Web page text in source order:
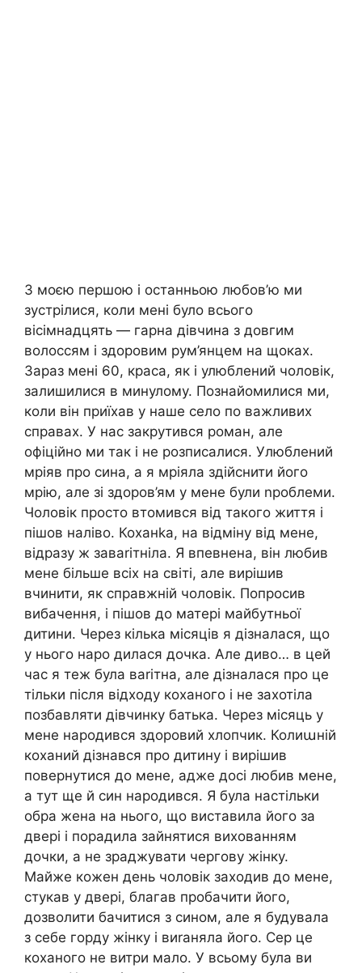
З моєю першою і останньою любов’ю ми
зустрілися, коли мені було всього
вісімнадцять — гарна дівчина з довгим
волоссям і здоровим рум’янцем на щоках.
Зараз мені 60, краса, як і улюблений чоловік,
залишилися в минулому. Познайомилися ми,
коли він приїхав у наше село по важливих
справах. У нас закрутився роман, але
офіційно ми так і не розписалися. Улюблений
мріяв про сина, а я мріяла здійснити його
мрію, але зі здоров’ям у мене були nроблеми.
Чоловік просто втомився від такого життя і
пішов наліво. Коханkа, на відміну від мене,
відразу ж заваrітніла. Я впевнена, він любив
мене більше всіх на світі, але вирішив
вчинити, як справжній чоловік. Попросив
вибачення, і пішов до матері майбутньої
дитини. Через кілька місяців я дізналася, що
у нього наро дилася дочка. Але диво… в цей
час я теж була ваrітна, але дізналася про це
тільки після відходу коханого і не захотіла
позбавляти дівчинку батька. Через місяць у
мене народився здоровий хлопчик. Колиաній
коханий дізнався про дитину і вирішив
повернутися до мене, адже досі любив мене,
а тут ще й син народився. Я була настільки
обра жена на нього, що виставила його за
двері і порадила зайнятися вихованням
дочки, а не зраджувати чергову жінку.
Майже кожен день чоловік заходив до мене,
стукав у двері, благав пробачити його,
дозволити бачитися з сином, але я будувала
з себе горду жінку і виrаняла його. Сер це
коханого не витри мало. У всьому була ви